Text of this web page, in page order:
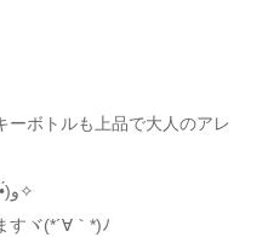
ーボトルも上品で大人のアレ
このまま売れちゃいますね(๑•̀ㅂ•́)و✧
すヾ(*´∀｀*)ﾉ